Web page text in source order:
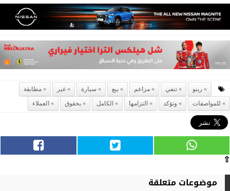
رينو تنفي مزاعم بيع سيارة غير
مطابقة
للمواصفات
وتؤكد التزامها الكامل بحقوق العملاء
⇧
موضوعات متعلقة